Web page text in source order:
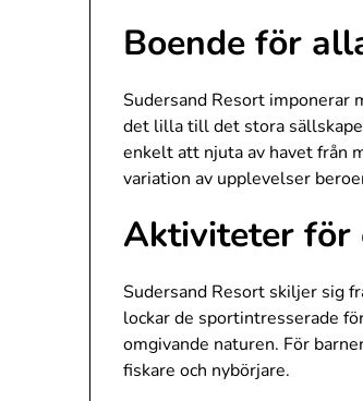
Boende för
Sudersand Resort imponerar
det lilla till det stora
enkelt att njuta av havet från
variation av upplevelser
Aktiviteter för
Sudersand Resort skiljer sig
lockar de sportintresserade
omgivande naturen. För
fiskare och nybörjare.